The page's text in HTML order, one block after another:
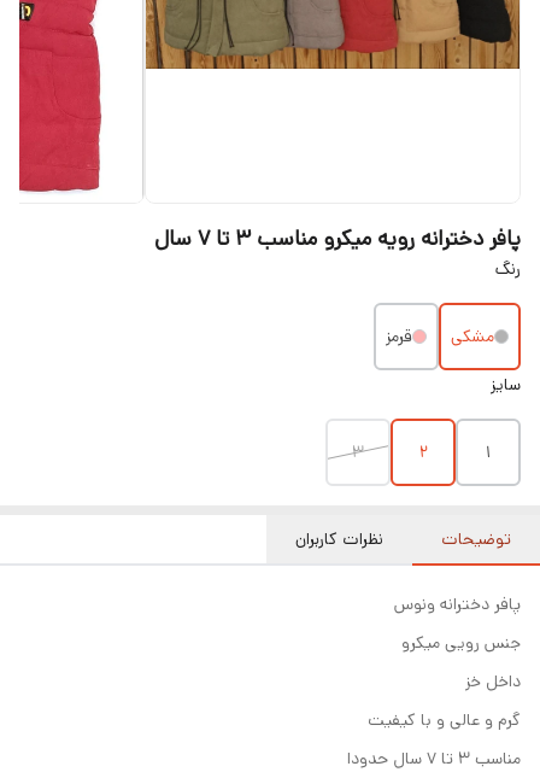
پافر دخترانه رویه میکرو مناسب ۳ تا ۷ سال
رنگ
مشکی
قرمز
سایز
۱ ۲ ۳
توضیحات نظرات کاربران
پافر دخترانه ونوس
جنس رویی میکرو
داخل خز
گرم و عالی و با کیفیت
مناسب ۳ تا ۷ سال حدودا